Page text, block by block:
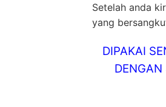
Setelah anda
yang
DIPAKAI
DENGAN